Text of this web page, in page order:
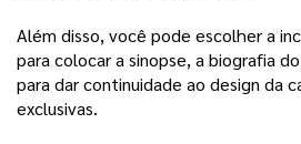
Além disso, você pode escolher a
para colocar a sinopse, a biografia
para dar continuidade ao design da
exclusivas.